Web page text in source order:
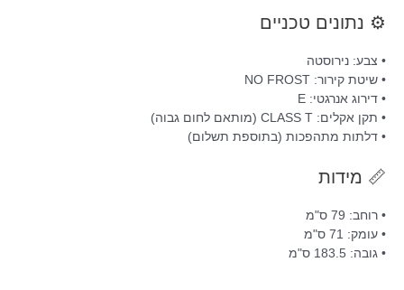
⚙️ נתונים טכניים
• צבע: נירוסטה
• שיטת קירור: NO FROST
• דירוג אנרגטי: E
• תקן אקלים: CLASS T (מותאם לחום גבוה)
• דלתות מתהפכות (בתוספת תשלום)
📏 מידות
• רוחב: 79 ס"מ
• עומק: 71 ס"מ
• גובה: 183.5 ס"מ